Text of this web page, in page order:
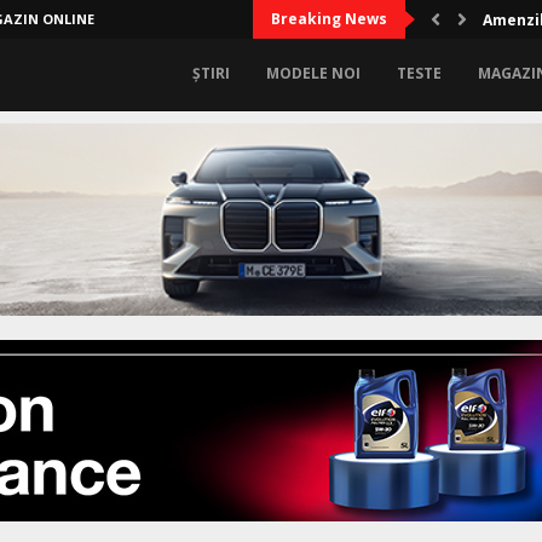
ONLINE Breaking News Audi
ȘTIRI MODELE NOI TESTE